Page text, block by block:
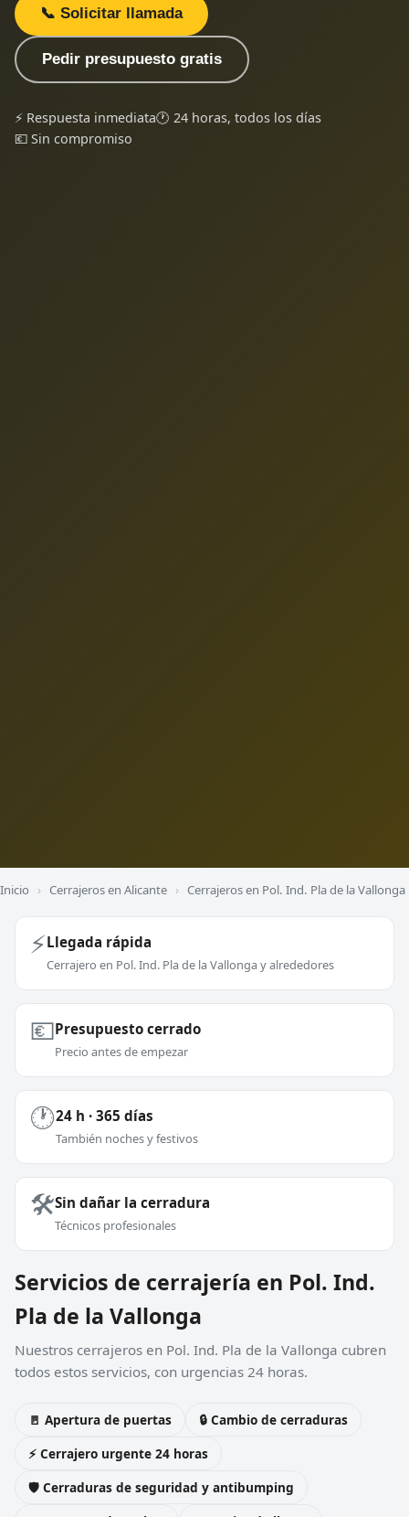
📞 Solicitar llamada
Pedir presupuesto gratis
⚡ Respuesta inmediata🕐 24 horas, todos los días
💶 Sin compromiso
Inicio › Cerrajeros en Alicante › Cerrajeros en Pol. Ind. Pla de la Vallonga
⚡Llegada rápida
Cerrajero en Pol. Ind. Pla de la Vallonga y alrededores
💶Presupuesto cerrado
Precio antes de empezar
🕐24 h · 365 días
También noches y festivos
🛠️Sin dañar la cerradura
Técnicos profesionales
Servicios de cerrajería en Pol. Ind.
Pla de la Vallonga
Nuestros cerrajeros en Pol. Ind. Pla de la Vallonga cubren
todos estos servicios, con urgencias 24 horas.
🚪 Apertura de puertas
🔒 Cambio de cerraduras
⚡ Cerrajero urgente 24 horas
🛡️ Cerraduras de seguridad y antibumping